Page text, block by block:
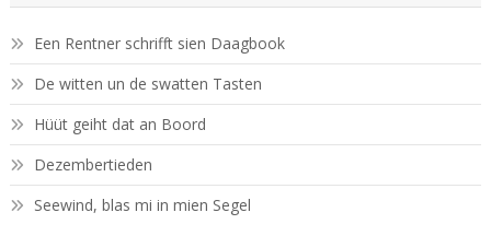
Een Rentner schrifft sien Daagbook
De witten un de swatten Tasten
Hüüt geiht dat an Boord
Dezembertieden
Seewind, blas mi in mien Segel